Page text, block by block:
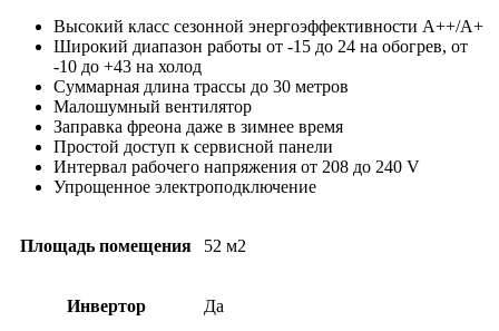
Высокий класс сезонной энергоэффективности А++/А+
Широкий диапазон работы от -15 до 24 на обогрев, от
-10 до +43 на холод
Суммарная длина трассы до 30 метров
Малошумный вентилятор
Заправка фреона даже в зимнее время
Простой доступ к сервисной панели
Интервал рабочего напряжения от 208 до 240 V
Упрощенное электроподключение
Площадь помещения 52 м2
Инвертор Да